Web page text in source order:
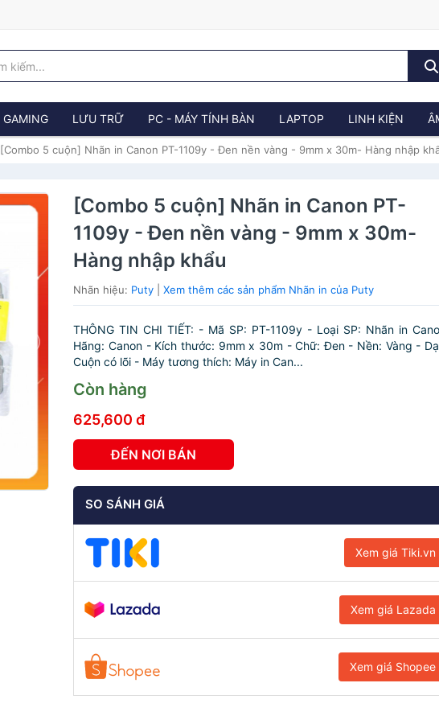
GAMING LƯU TRỮ PC - MÁY TÍNH BÀN LAPTOP LINH KIỆN
[Combo 5 cuộn] Nhãn in Canon PT-1109y - Đen nền vàng - 9mm x 30m- Hàng nhập
[Combo 5 cuộn] Nhãn in Canon PT-
1109y - Đen nền vàng - 9mm x 30m-
Hàng nhập khẩu
Nhãn hiệu: Puty |Xem thêm các sản phẩm Nhãn in của Puty
THÔNG TIN CHI TIẾT: - Mã SP: PT-1109y - Loại SP: Nhãn in
Hãng: Canon - Kích thước: 9mm x 30m - Chữ: Đen - Nền: Vàng -
Cuộn có lõi - Máy tương thích: Máy in Can...
Còn hàng
625,600 đ
ĐẾN NƠI BÁN
SO SÁNH GIÁ
Xem giá Tiki.vn
Xem giá Lazada
Xem giá Shopee